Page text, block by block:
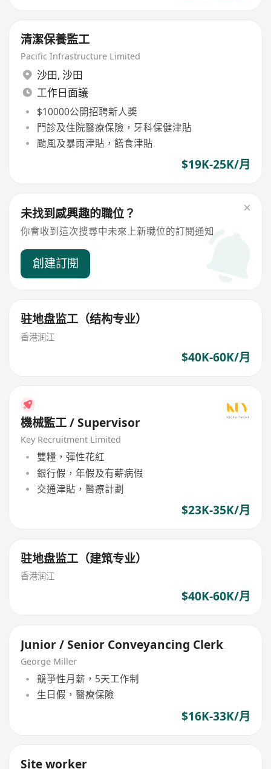
清潔保養監工
Pacific Infrastructure Limited
沙田, 沙田
工作日面議
$10000公開招聘新人獎
門診及住院醫療保險，牙科保健津貼
颱風及暴雨津貼，饍食津貼
$19K-25K/月
未找到感興趣的職位？
你會收到這次搜尋中未來上新職位的訂閱通知
創建訂閱
驻地盘监工（结构专业）
香港润江
$40K-60K/月
機械監工 / Supervisor
Key Recruitment Limited
雙糧，彈性花紅
銀行假，年假及有薪病假
交通津貼，醫療計劃
$23K-35K/月
驻地盘监工（建筑专业）
香港润江
$40K-60K/月
Junior / Senior Conveyancing Clerk
George Miller
競爭性月薪，5天工作制
生日假，醫療保險
$16K-33K/月
Site worker